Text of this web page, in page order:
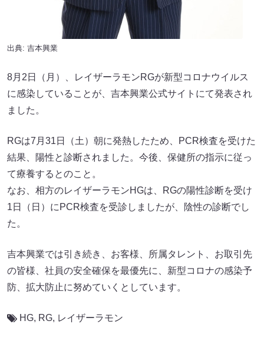
出典: 吉本興業
8月2日（月）、レイザーラモンRGが新型コロナウイルス
に感染していることが、吉本興業公式サイトにて発表され
ました。
RGは7月31日（土）朝に発熱したため、PCR検査を受けた
結果、陽性と診断されました。今後、保健所の指示に従っ
て療養するとのこと。
なお、相方のレイザーラモンHGは、RGの陽性診断を受け
1日（日）にPCR検査を受診しましたが、陰性の診断でし
た。
吉本興業では引き続き、お客様、所属タレント、お取引先
の皆様、社員の安全確保を最優先に、新型コロナの感染予
防、拡大防止に努めていくとしています。
HG, RG, レイザーラモン